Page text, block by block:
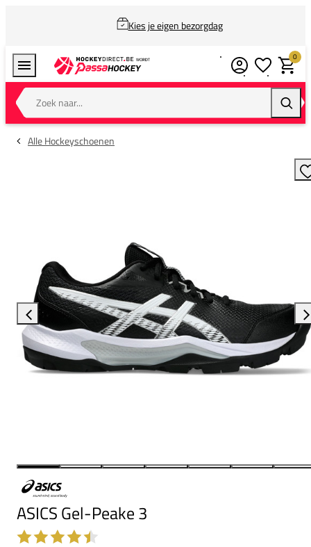
Kies je eigen bezorgdag
Zoek naar...
0
Alle Hockeyschoenen
ASICS Gel-Peake 3